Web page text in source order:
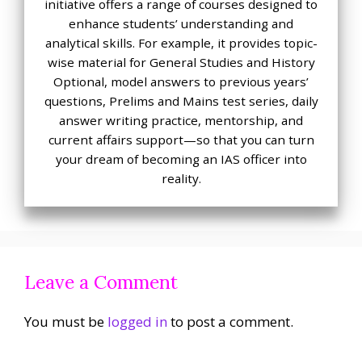
initiative offers a range of courses designed to
enhance students’ understanding and
analytical skills. For example, it provides topic-
wise material for General Studies and History
Optional, model answers to previous years’
questions, Prelims and Mains test series, daily
answer writing practice, mentorship, and
current affairs support—so that you can turn
your dream of becoming an IAS officer into
reality.
Leave a Comment
You must be logged into post a comment.